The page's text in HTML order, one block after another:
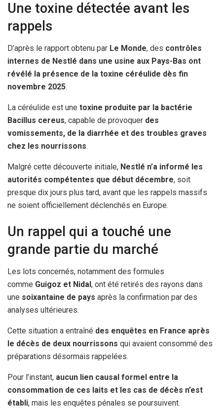
Une toxine détectée avant les
rappels
D’après le rapport obtenu par Le Monde, des contrôles
internes de Nestlé dans une usine aux Pays-Bas ont
révélé la présence de la toxine céréulide dès fin
novembre 2025.
La céréulide est une toxine produite par la bactérie
Bacillus cereus, capable de provoquer des
vomissements, de la diarrhée et des troubles graves
chez les nourrissons.
Malgré cette découverte initiale, Nestlé n’a informé les
autorités compétentes que début décembre, soit
presque dix jours plus tard, avant que les rappels massifs
ne soient officiellement déclenchés en Europe.
Un rappel qui a touché une
grande partie du marché
Les lots concernés, notamment des formules
comme Guigoz et Nidal, ont été retirés des rayons dans
une soixantaine de pays après la confirmation par des
analyses ultérieures.
Cette situation a entraîné des enquêtes en France après
le décès de deux nourrissons qui avaient consommé des
préparations désormais rappelées.
Pour l’instant, aucun lien causal formel entre la
consommation de ces laits et les cas de décès n’est
établi, mais les enquêtes pénales se poursuivent.